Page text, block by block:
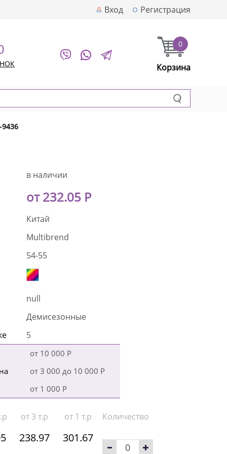
Вход Регистрация
0
Корзина
в наличии
от 232.05 Р
Китай
Multibrend
54-55
null
Демисезонные
5
от 10 000 Р
от 3 000 до 10 000 Р
от 1 000 Р
от 3 т.р от 1 т.р Количество
238.97
301.67